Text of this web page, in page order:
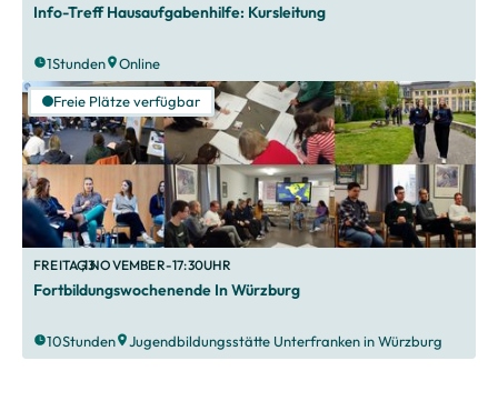
Info-Treff Hausaufgabenhilfe: Kursleitung
1Stunden Online
Freie Plätze verfügbar
FREITAG
,13
.NOVEMBER-17:30UHR
Fortbildungswochenende In Würzburg
10Stunden Jugendbildungsstätte Unterfranken in Würzburg